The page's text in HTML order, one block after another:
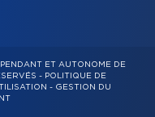
ET AUTONOME DE
- POLITIQUE DE
- GESTION DU